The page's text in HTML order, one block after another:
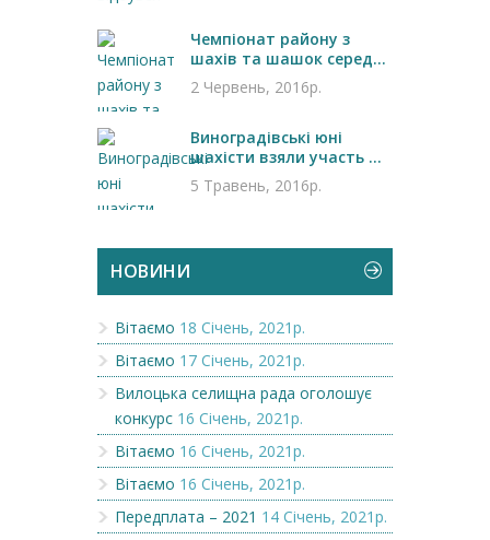
Чемпіонат району з
шахів та шашок серед...
2 Червень, 2016р.
Виноградівські юні
шахісти взяли участь ...
5 Травень, 2016р.
НОВИНИ
Вітаємо 18 Січень, 2021р.
Вітаємо 17 Січень, 2021р.
Вилоцька селищна рада оголошує
конкурс 16 Січень, 2021р.
Вітаємо 16 Січень, 2021р.
Вітаємо 16 Січень, 2021р.
Передплата – 2021 14 Січень, 2021р.